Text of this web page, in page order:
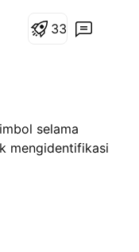
berada pada
33
selama
mengidentifikasi